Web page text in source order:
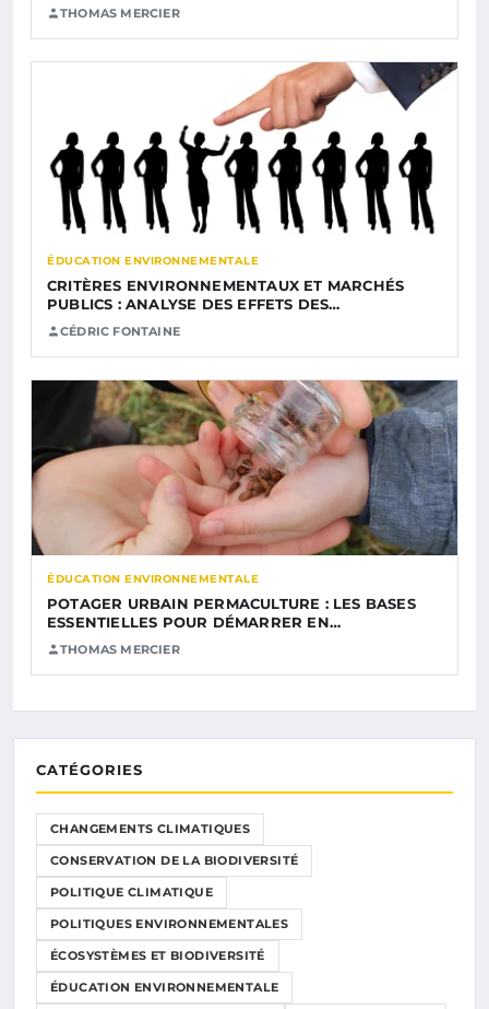
THOMAS MERCIER
ÉDUCATION ENVIRONNEMENTALE
CRITÈRES ENVIRONNEMENTAUX ET MARCHÉS
PUBLICS : ANALYSE DES EFFETS DES…
CÉDRIC FONTAINE
ÉDUCATION ENVIRONNEMENTALE
POTAGER URBAIN PERMACULTURE : LES BASES
ESSENTIELLES POUR DÉMARRER EN…
THOMAS MERCIER
CATÉGORIES
CHANGEMENTS CLIMATIQUES
CONSERVATION DE LA BIODIVERSITÉ
POLITIQUE CLIMATIQUE
POLITIQUES ENVIRONNEMENTALES
ÉCOSYSTÈMES ET BIODIVERSITÉ
ÉDUCATION ENVIRONNEMENTALE